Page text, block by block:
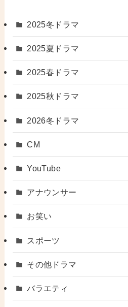
2025冬ドラマ
2025夏ドラマ
2025春ドラマ
2025秋ドラマ
2026冬ドラマ
CM
YouTube
アナウンサー
お笑い
スポーツ
その他ドラマ
バラエティ